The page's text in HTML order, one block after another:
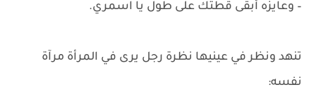
– وعايزه أبقى قطتك على طول يا اسمري.
تنهد ونظر في عينيها نظرة رجل يرى في المرأة مرآة
نفسه: